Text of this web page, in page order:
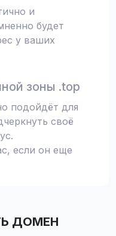
и
будет
у ваших
зоны .top
подойдёт для
своё
если он еще
ДОМЕН